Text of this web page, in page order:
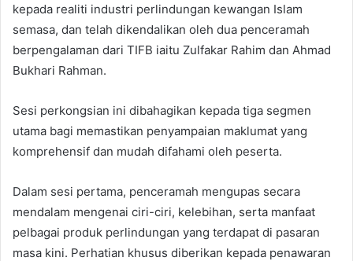
kepada realiti industri perlindungan kewangan Islam
semasa, dan telah dikendalikan oleh dua penceramah
berpengalaman dari TIFB iaitu Zulfakar Rahim dan Ahmad
Bukhari Rahman.
Sesi perkongsian ini dibahagikan kepada tiga segmen
utama bagi memastikan penyampaian maklumat yang
komprehensif dan mudah difahami oleh peserta.
Dalam sesi pertama, penceramah mengupas secara
mendalam mengenai ciri-ciri, kelebihan, serta manfaat
pelbagai produk perlindungan yang terdapat di pasaran
masa kini. Perhatian khusus diberikan kepada penawaran